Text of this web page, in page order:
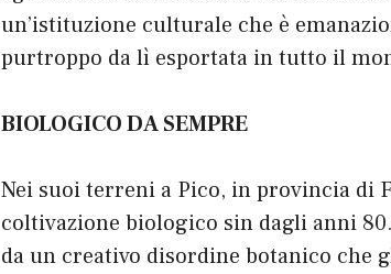
un’istituzione culturale che è
purtroppo da lì esportata in tutto il
BIOLOGICO DA SEMPRE
Nei suoi terreni a Pico, in provincia di
coltivazione biologico sin dagli anni
da un creativo disordine botanico